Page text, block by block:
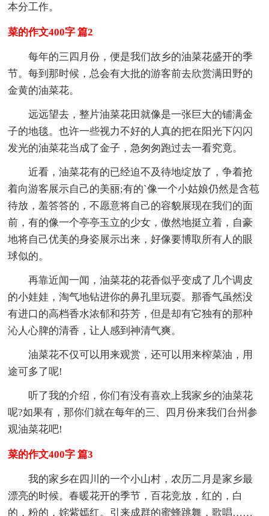
本分工作。
菜的作文400字 篇2
每年的三四月份，便是我们故乡的油菜花盛开的季
节。每到那时候，总会有大批的游客前去欣赏满田野的
金黄的油菜花。
远远望去，整片油菜花田就像是一张巨大的铺满金
子的地毯。也许一些视力不好的人真的把在阳光下闪闪
发光的油菜花当成了金子，急匆匆跑过去一看究竟。
近看，油菜花有的已经迫不及待地绽放了，争着抢
着向游客展示自己的美丽;有的`像一个小姑娘仍然是含苞
待放，羞答答的，不愿意将自己的容貌展现在我们的面
前，有的像一个亭亭玉立的少女，傲然地挺立着，自豪
地将自己优美的身姿展示出来，好像要博取所有人的眼
球似的。
再靠近闻一闻，油菜花的花香似乎变成了几个调皮
的小娃娃，淘气地钻进你的鼻孔里玩耍。那香气虽然没
有进口的高档香水浓郁和芬芳，但是却有它独有的那种
沁人心脾的清香，让人感到神清气爽。
油菜花不仅可以用来观赏，还可以用来榨菜油，用
途可多了呢!
听了我的介绍，你们有没有喜欢上我家乡的油菜花
呢?如果有，那你们就在每年的三、四月份来我们台州参
观油菜花吧!
菜的作文400字 篇3
我的家乡在四川的一个小山村，农历二月是家乡最
漂亮的时候。春暖花开的季节，百花竞放，红的，白
的，粉的，姹紫嫣红。引来成群的蜜蜂跳舞，歌唱……